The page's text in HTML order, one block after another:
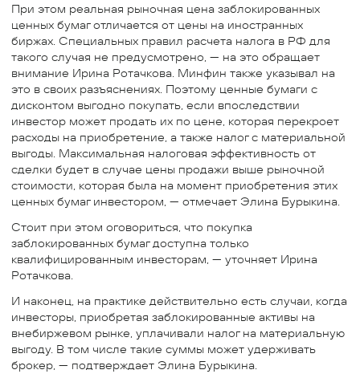
При этом реальная рыночная цена заблокированных
ценных бумаг отличается от цены на иностранных
биржах. Специальных правил расчета налога в РФ для
такого случая не предусмотрено, — на это обращает
внимание Ирина Ротачкова. Минфин также указывал на
это в своих разъяснениях. Поэтому ценные бумаги с
дисконтом выгодно покупать, если впоследствии
инвестор может продать их по цене, которая перекроет
расходы на приобретение, а также налог с материальной
выгоды. Максимальная налоговая эффективность от
сделки будет в случае цены продажи выше рыночной
стоимости, которая была на момент приобретения этих
ценных бумаг инвестором, — отмечает Элина Бурыкина.
Стоит при этом оговориться, что покупка
заблокированных бумаг доступна только
квалифицированным инвесторам, — уточняет Ирина
Ротачкова.
И наконец, на практике действительно есть случаи, когда
инвесторы, приобретая заблокированные активы на
внебиржевом рынке, уплачивали налог на материальную
выгоду. В том числе такие суммы может удерживать
брокер, — подтверждает Элина Бурыкина.